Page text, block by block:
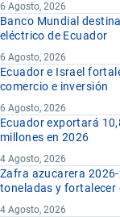
6 Agosto, 2026
Banco Mundial
eléctrico de Ecuador
6 Agosto, 2026
Ecuador e Israel
comercio e inversión
6 Agosto, 2026
Ecuador exportará
millones en 2026
4 Agosto, 2026
Zafra azucarera
toneladas y fortalecer
4 Agosto, 2026